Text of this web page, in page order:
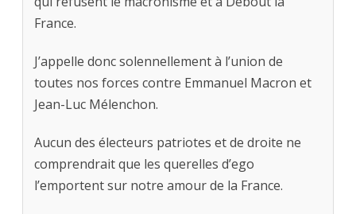
France.
J’appelle donc solennellement à l’union de
toutes nos forces contre Emmanuel Macron et
Jean-Luc Mélenchon.
Aucun des électeurs patriotes et de droite ne
comprendrait que les querelles d’ego
l’emportent sur notre amour de la France.